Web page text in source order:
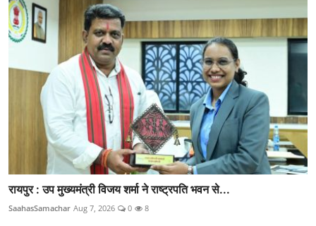
रायपुर : उप मुख्यमंत्री विजय शर्मा ने राष्ट्रपति भवन से...
SaahasSamachar Aug 7, 2026 0 8